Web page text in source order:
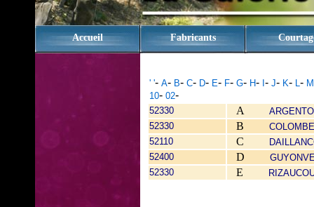
Accueil Fabricants
' '- A- B- C- D- E- F- G- H- - J- K- L- M
10- 02-
52330 A
52330
B
52110
C
52400
D
52330
E